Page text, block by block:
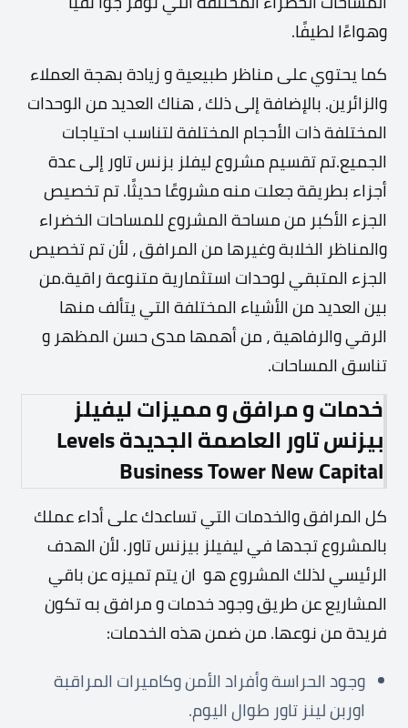
وهواءًا لطيفًا.
كما يحتوي على مناظر طبيعية و زيادة بهجة العملاء
والزائرين. بالإضافة إلى ذلك ، هناك العديد من الوحدات
المختلفة ذات الأحجام المختلفة لتناسب احتياجات
الجميع.تم تقسيم مشروع ليفلز بزنس تاور إلى عدة
أجزاء بطريقة جعلت منه مشروعًا حديثًا. تم تخصيص
الجزء الأكبر من مساحة المشروع للمساحات الخضراء
والمناظر الخلابة وغيرها من المرافق ، لأن تم تخصيص
الجزء المتبقي لوحدات استثمارية متنوعة راقية.من
بين العديد من الأشياء المختلفة التي يتألف منها
الرقي والرفاهية ، من أهمها مدى حسن المظهر و
تناسق المساحات.
خدمات و مرافق و مميزاتليفيلز
بيزنس تاورالعاصمة الجديدةLevels
BusinessTower New Capital
كل المرافق والخدمات التي تساعدك على أداء عملك
بالمشروع تجدها في ليفيلز بيزنس تاور. لأن الهدف
الرئيسي لذلك المشروع هو ان يتم تميزه عن باقي
المشاريع عن طريق وجود خدمات و مرافق به تكون
فريدة من نوعها. من ضمن هذه الخدمات:
وجود الحراسة وأفراد الأمن وكاميرات المراقبة
اوربن لينز تاور طوال اليوم.